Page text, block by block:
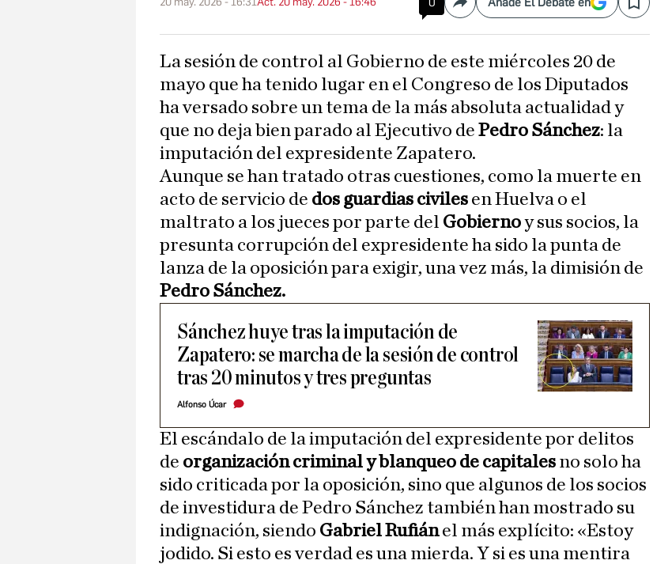
Compartir Save
La sesión de control al Gobierno de este miércoles 20 de
mayo que ha tenido lugar en el Congreso de los Diputados
ha versado sobre un tema de la más absoluta actualidad y
que no deja bien parado al Ejecutivo de Pedro Sánchez: la
imputación del expresidente Zapatero.
Aunque se han tratado otras cuestiones, como la muerte en
acto de servicio de dos guardias civiles en Huelva o el
maltrato a los jueces por parte del Gobiernoy sus socios, la
presunta corrupción del expresidente ha sido la punta de
lanza de la oposición para exigir, una vez más, la dimisión de
Pedro Sánchez.
Sánchez huye tras la imputación de
Zapatero: se marcha de la sesión de control
tras 20 minutos y tres preguntas
Alfonso Úcar
El escándalo de la imputación del expresidente por delitos
de organización criminal y blanqueo de capitales no solo ha
sido criticada por la oposición, sino que algunos de los socios
de investidura de Pedro Sánchez también han mostrado su
indignación, siendo Gabriel Rufiánel más explícito: «Estoy
jodido. Si esto es verdad es una mierda. Y si es una mentira